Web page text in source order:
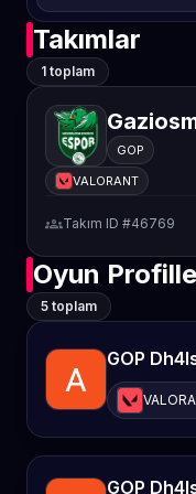
Takımlar
1 toplam
GOP
VALORANT
groupsTakım ID #46769
Oyun
5 toplam
GOP
GOP